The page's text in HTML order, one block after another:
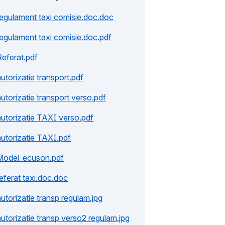
taxi comisie.doc.doc
taxi comisie.doc.pdf
transport.pdf
transport verso.pdf
TAXI verso.pdf
TAXI.pdf
taxi.doc.doc
transp regulam.jpg
transp verso2 regulam.jpg